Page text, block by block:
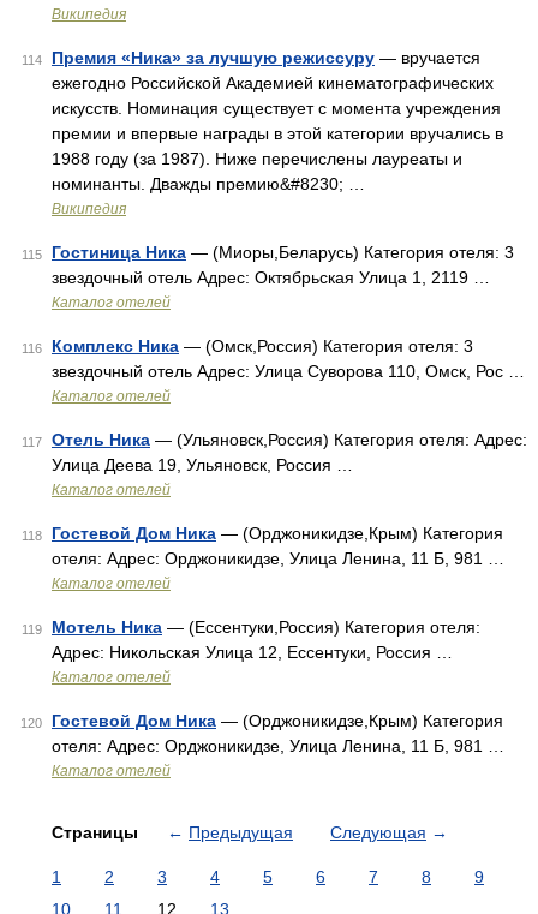
Википедия
114 Премия «Ника» за лучшую режиссуру — вручается
ежегодно Российской Академией кинематографических
искусств. Номинация существует с момента учреждения
премии и впервые награды в этой категории вручались в
1988 году (за 1987). Ниже перечислены лауреаты и
номинанты. Дважды премию&#8230; …
Википедия
115 Гостиница Ника — (Миоры,Беларусь) Категория отеля: 3
звездочный отель Адрес: Октябрьская Улица 1, 2119 …
Каталог отелей
116 Комплекс Ника — (Омск,Россия) Категория отеля: 3
звездочный отель Адрес: Улица Суворова 110, Омск, Рос …
Каталог отелей
117 Отель Ника — (Ульяновск,Россия) Категория отеля: Адрес:
Улица Деева 19, Ульяновск, Россия …
Каталог отелей
118 Гостевой Дом Ника — (Орджоникидзе,Крым) Категория
отеля: Адрес: Орджоникидзе, Улица Ленина, 11 Б, 981 …
Каталог отелей
119 Мотель Ника — (Ессентуки,Россия) Категория отеля:
Адрес: Никольская Улица 12, Ессентуки, Россия …
Каталог отелей
120 Гостевой Дом Ника — (Орджоникидзе,Крым) Категория
отеля: Адрес: Орджоникидзе, Улица Ленина, 11 Б, 981 …
Каталог отелей
Страницы ← Предыдущая Следующая →
1 2 3 4 5 6 7 8
9
10
11 12 13